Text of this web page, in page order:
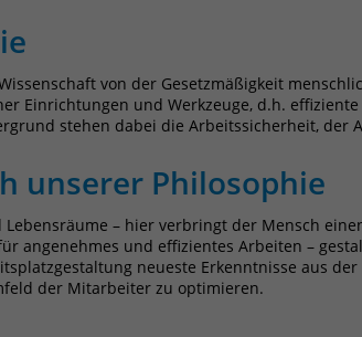
von der Gesetzmäßigkeit
Einrichtungen und Werkzeuge, d.h.
stehen dabei die Arbeitssicherheit,
unserer Philosophie
– hier verbringt der Mensch
angenehmes und effizientes Arbeiten –
neueste Erkenntnisse aus
der Mitarbeiter zu optimieren.
Name
Anbieter